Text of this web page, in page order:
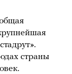
страны